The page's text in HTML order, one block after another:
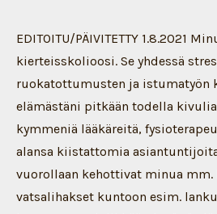
EDITOITU/PÄIVITETTY 1.8.2021
kierteisskolioosi. Se yhdessä
ruokatottumusten ja istumatyön
elämästäni pitkään todella
kymmeniä lääkäreitä,
alansa kiistattomia
vuorollaan kehottivat minua mm.
vatsalihakset kuntoon esim.